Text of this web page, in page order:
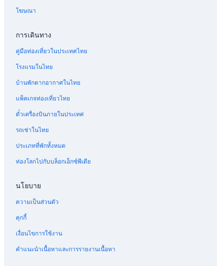
โฆษณา
การเดินทาง
คู่มือท่องเที่ยวในประเทศไทย
โรงแรมในไทย
บ้านพักตากอากาศในไทย
แพ็คเกจท่องเที่ยวไทย
ตั๋วเครื่องบินภายในประเทศ
รถเช่าในไทย
ประเภทที่พักทั้งหมด
ท่องโลกไปกับบล็อกเอ็กซ์พีเดีย
นโยบาย
ความเป็นส่วนตัว
คุกกี้
เงื่อนไขการใช้งาน
คำแนะนำเนื้อหาและการรายงานเนื้อหา